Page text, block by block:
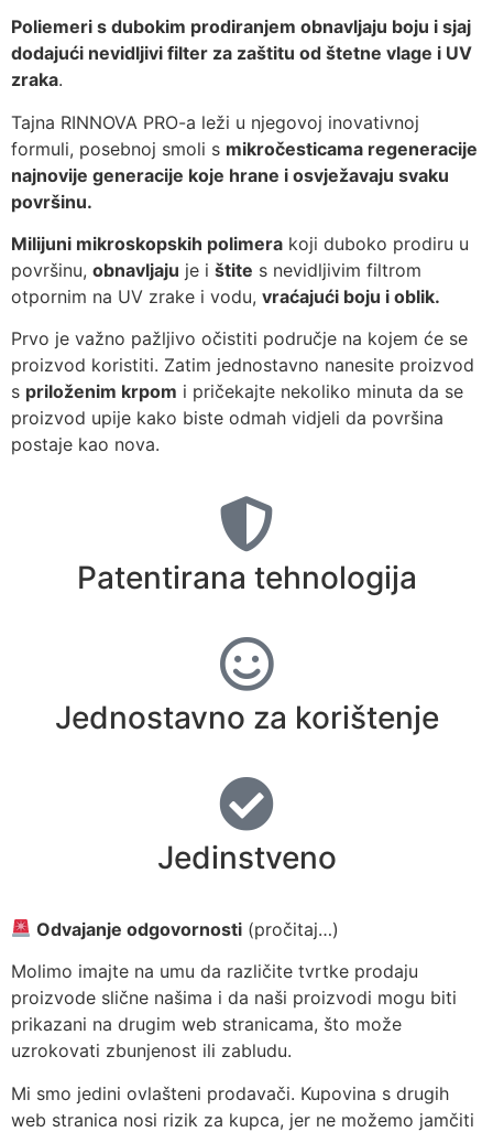
Poliemeri s dubokim prodiranjem obnavljaju boju i sjaj
dodajući nevidljivi filter za zaštitu od štetne vlage i UV
zraka.
Tajna RINNOVA PRO-a leži u njegovoj inovativnoj
formuli, posebnoj smoli s mikročesticama regeneracije
najnovije generacije koje hrane i osvježavaju svaku
površinu.
Milijuni mikroskopskih polimera koji duboko prodiru u
površinu, obnavljaju je i štite s nevidljivim filtrom
otpornim na UV zrake i vodu, vraćajući boju i oblik.
Prvo je važno pažljivo očistiti područje na kojem će se
proizvod koristiti. Zatim jednostavno nanesite proizvod
s priloženim krpom i pričekajte nekoliko minuta da se
proizvod upije kako biste odmah vidjeli da površina
postaje kao nova.
Patentirana tehnologija
Jednostavno za korištenje
Jedinstveno
Odvajanje odgovornosti (pročitaj…)
Molimo imajte na umu da različite tvrtke prodaju
proizvode slične našima i da naši proizvodi mogu biti
prikazani na drugim web stranicama, što može
uzrokovati zbunjenost ili zabludu.
Mi smo jedini ovlašteni prodavači. Kupovina s drugih
web stranica nosi rizik za kupca, jer ne možemo jamčiti